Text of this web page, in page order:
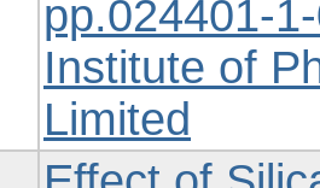
pp.024401-
Institute of
Limited